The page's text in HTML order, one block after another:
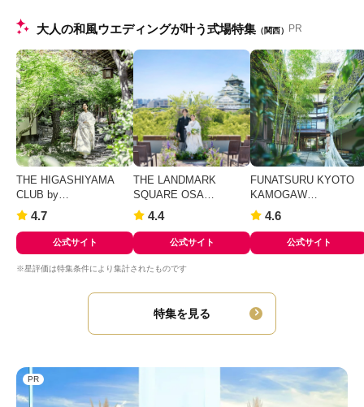
大人の和風ウエディングが叶う式場特集 （関西） PR
THE HIGASHIYAMA
CLUB by…
4.7
公式サイト
THE LANDMARK
SQUARE OSA…
4.4
公式サイト
FUNATSURU KYOTO
KAMOGAW…
4.6
公式サイト
※星評価は特集条件により集計されたものです
特集を見る
PR